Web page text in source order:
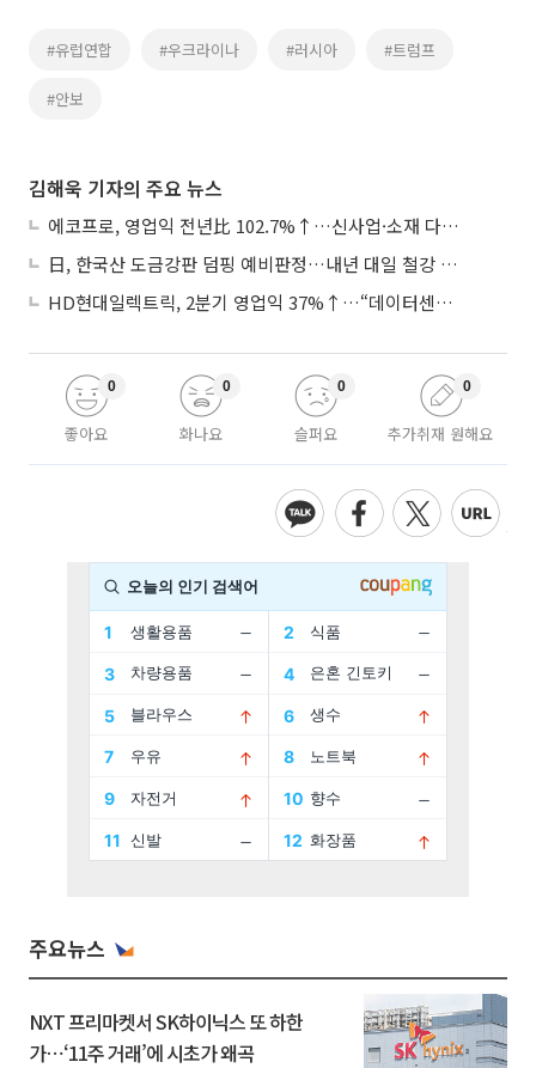
#유럽연합 #우크라이나 #러시아 #트럼프
#안보
김해욱 기자의 주요 뉴스
에코프로, 영업익 전년比 102.7%↑…신사업·소재 다각화 박차
日, 한국산 도금강판 덤핑 예비판정…내년 대일 철강 수출 ‘빨간불’
HD현대일렉트릭, 2분기 영업익 37%↑…“데이터센터 사업, 새로운 성장 축”
좋아요
0
화나요
0
슬퍼요
0
추가취재 원해요
0
주요뉴스
NXT 프리마켓서 SK하이닉스 또 하한
가⋯‘11주 거래’에 시초가 왜곡